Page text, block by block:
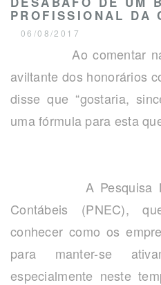
PROFISSIONAL DA
06/08/2017
Ao comentar na
aviltante dos honorários
disse que “gostaria,
uma fórmula para esta
A Pesquisa
Contábeis (PNEC),
conhecer como os
para manter-se
especialmente neste